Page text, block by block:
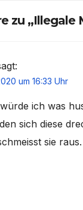
zu „Illegale
um 16:33 Uhr
ich was
sich diese
sie raus.